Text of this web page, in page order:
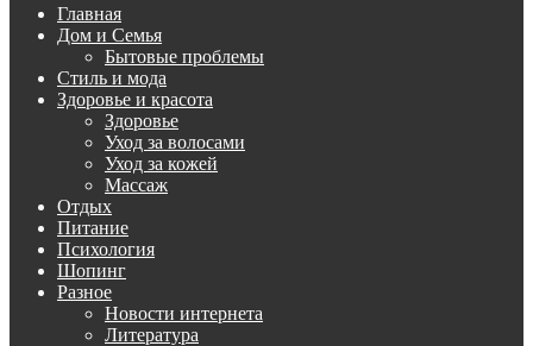
Главная
Дом и Семья
Бытовые проблемы
Стиль и мода
Здоровье и красота
Здоровье
Уход за волосами
Уход за кожей
Массаж
Отдых
Питание
Психология
Шопинг
Разное
Новости интернета
Литература